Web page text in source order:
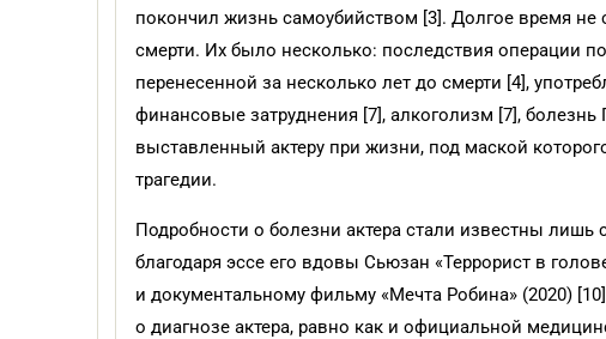
покончил жизнь самоубийством [3]. Долгое время не
смерти. Их было несколько: последствия операции
перенесенной за несколько лет до смерти [4],
финансовые затруднения [7], алкоголизм [7], болезнь
выставленный актеру при жизни, под маской
трагедии.
Подробности о болезни актера стали известны лишь
благодаря эссе его вдовы Сьюзан «Террорист в
и документальному фильму «Мечта Робина» (2020)
о диагнозе актера, равно как и официальной